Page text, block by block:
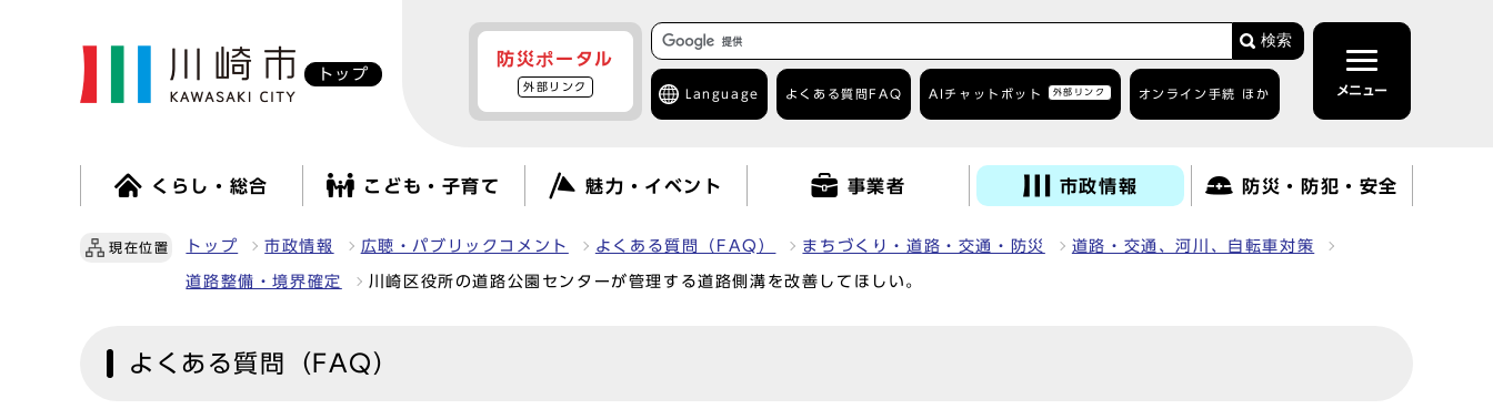
トップ
防災ポータル
外部リンク
検索
Language よくある質問 FAQ AIチャットボット 外部リンク オンライン手続 ほか メニュー
くらし・総合 こども・子育て 魅力・イベント 事業者 市政情報 防災・防犯・安全
現在位置 トップ 市政情報 広聴・パブリックコメント よくある質問（FAQ） まちづくり・道路・交通・防災 道路・交通、河川、自転車対策
道路整備・境界確定 川崎区役所の道路公園センターが管理する道路側溝を改善してほしい。
よくある質問（FAQ）